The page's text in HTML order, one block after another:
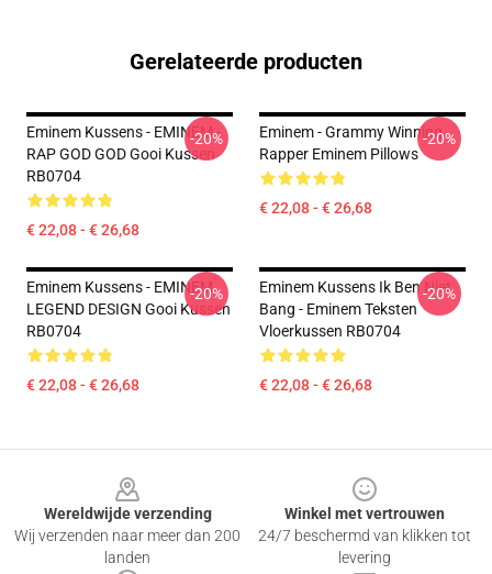
Gerelateerde producten
Eminem Kussens - EMINEM -
RAP GOD GOD Gooi Kussen
RB0704
€ 22,08 - € 26,68
-20%
Eminem - Grammy Winning
Rapper Eminem Pillows
€ 22,08 - € 26,68
-20%
Eminem Kussens - EMINEM
LEGEND DESIGN Gooi Kussen
RB0704
€ 22,08 - € 26,68
-20%
Eminem Kussens Ik Ben Niet
Bang - Eminem Teksten
Vloerkussen RB0704
€ 22,08 - € 26,68
-20%
Wereldwijde verzending
Wij verzenden naar meer dan 200
landen
Winkel met vertrouwen
24/7 beschermd van klikken tot
levering